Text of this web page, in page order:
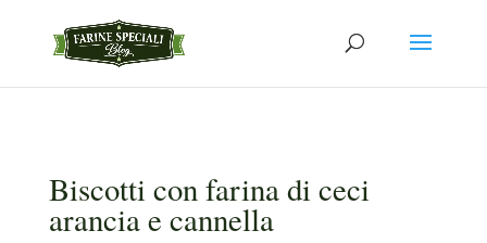
Biscotti con farina di ceci
arancia e cannella